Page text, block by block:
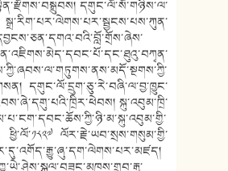
དགུང་ལོ་སོ་གཉིས་ལ་
དགུང་ལོ་དྲུག་ཅུ་རེ་བཞི་ལ་བྱ་ཁྱུང་
སྐུ་འབུམ་ཁྲི་
ལོར་རྗེ་ཡབ་སྲས་གསུམ་གྱི་